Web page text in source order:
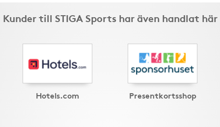
Kunder till STIGA Sports har även handlat här
Hotels.com Presentkortsshop